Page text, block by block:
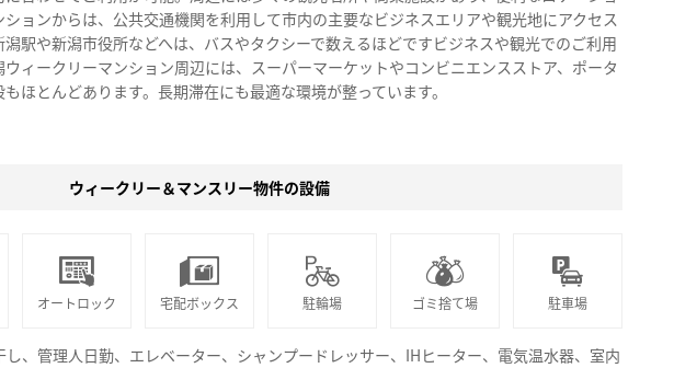
ョンからは、公共交通機関を利用して市内の主要なビジネスエリアや観光地にアクセス
駅や新潟市役所などへは、バスやタクシーで数えるほどですビジネスや観光でのご利用
ィークリーマンション周辺には、スーパーマーケットやコンビニエンスストア、ポータ
ほとんどあります。長期滞在にも最適な環境が整っています。
ウィークリー＆マンスリー物件の設備
オートロック 宅配ボックス 駐輪場 ゴミ捨て場 駐車場
、管理人日勤、エレベーター、シャンプードレッサー、IHヒーター、電気温水器、室内